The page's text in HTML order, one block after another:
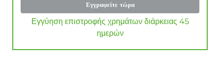
Εγγραφείτε τώρα
Εγγύηση επιστροφής χρημάτων διάρκειας 45
ημερών